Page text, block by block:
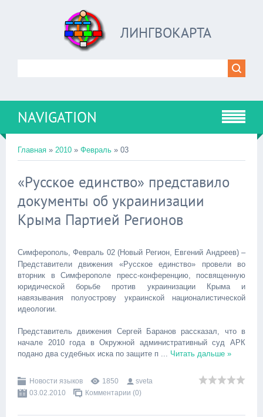
ЛИНГВОКАРТА
NAVIGATION
Главная » 2010 » Февраль » 03
«Русское единство» представило
документы об украинизации
Крыма Партией Регионов
Симферополь, Февраль 02 (Новый Регион, Евгений Андреев) –
Представители движения «Русское единство» провели во
вторник в Симферополе пресс-конференцию, посвященную
юридической борьбе против украинизации Крыма и
навязывания полуострову украинской националистической
идеологии.
Представитель движения Сергей Баранов рассказал, что в
начале 2010 года в Окружной административный суд АРК
подано два судебных иска по защите п ... Читать дальше »
Новости языков 1850
sveta
03.02.2010
Комментарии (0)